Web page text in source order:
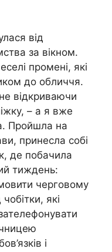
від
за вікном.
промені, які
до обличчя.
відкриваючи
– а я вже
Пройшла на
принесла собі
де побачила
тиждень:
черговому
які
і